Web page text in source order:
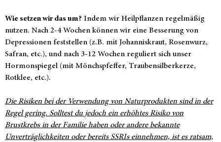
Wie setzen wir das um? Indem wir Heilpflanzen regelmäßig
nutzen. Nach 2-4 Wochen können wir eine Besserung von
Depressionen feststellen (z.B. mit Johanniskraut, Rosenwurz,
Safran, etc.), und nach 3-12 Wochen reguliert sich unser
Hormonspiegel (mit Mönchspfeffer, Traubensilberkerze,
Rotklee, etc.).
Die Risiken bei der Verwendung von Naturprodukten sind in der
Regel gering. Solltest du jedoch ein erhöhtes Risiko von
Brustkrebs in der Familie haben oder andere bekannte
Unverträglichkeiten oder bereits SSRIs einnehmen, ist es ratsam,